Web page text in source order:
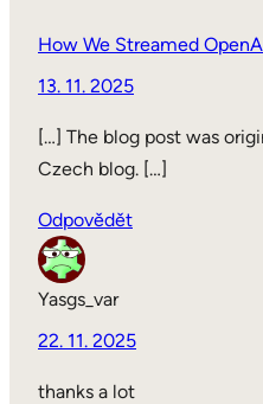
How We Streamed
13. 11. 2025
[…] The blog post was
Czech blog. […]
Odpovědět
Yasgs_var
22. 11. 2025
thanks a lot